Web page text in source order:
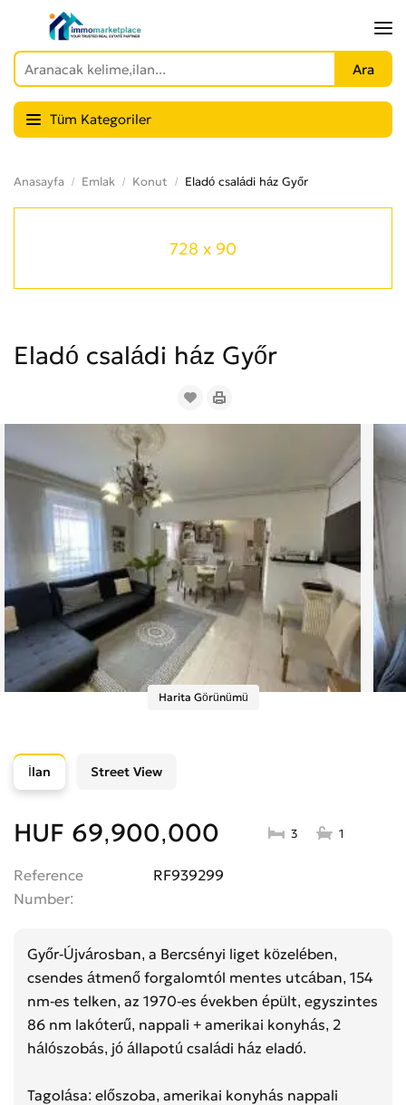
Tüm Kategoriler
Anasayfa Emlak Konut Eladó családi ház Győr
728 x 90
Eladó családi ház Győr
Harita Görünümü
İlan Street View
HUF 69,900,000 3 1
Reference
Number
RF939299
Győr-Újvárosban, a Bercsényi liget közelében,
csendes átmenő forgalomtól mentes utcában, 154
nm-es telken, az 1970-es években épült, egyszintes
86 nm lakóterű, nappali + amerikai konyhás, 2
hálószobás, jó állapotú családi ház eladó.
Tagolása: előszoba, amerikai konyhás nappali